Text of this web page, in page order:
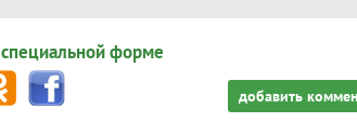
специальной форме
добавить